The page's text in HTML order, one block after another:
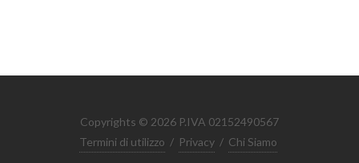
Copyrights © 2026 P.IVA 02152490567
Termini di utilizzo / Privacy / Chi Siamo